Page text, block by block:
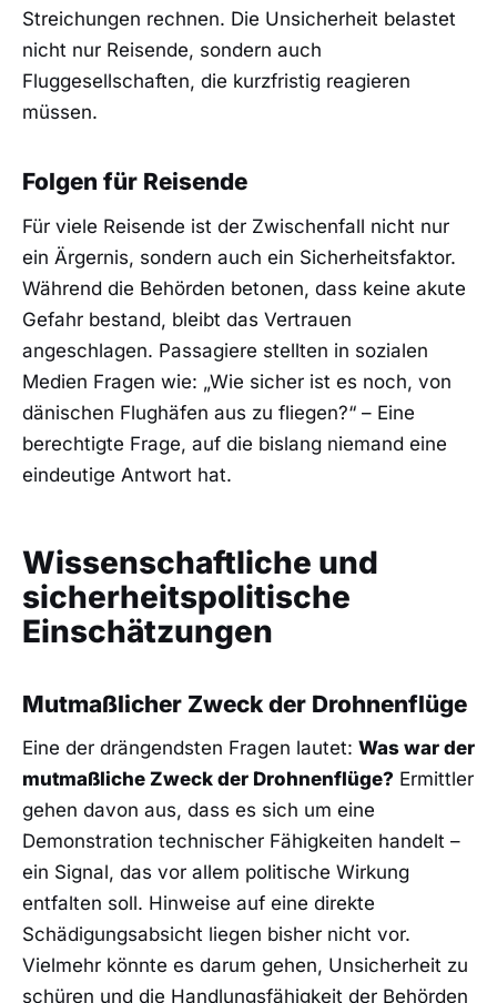
Streichungen rechnen. Die Unsicherheit belastet
nicht nur Reisende, sondern auch
Fluggesellschaften, die kurzfristig reagieren
müssen.
Folgen für Reisende
Für viele Reisende ist der Zwischenfall nicht nur
ein Ärgernis, sondern auch ein Sicherheitsfaktor.
Während die Behörden betonen, dass keine akute
Gefahr bestand, bleibt das Vertrauen
angeschlagen. Passagiere stellten in sozialen
Medien Fragen wie: „Wie sicher ist es noch, von
dänischen Flughäfen aus zu fliegen?“ – Eine
berechtigte Frage, auf die bislang niemand eine
eindeutige Antwort hat.
Wissenschaftliche und
sicherheitspolitische
Einschätzungen
Mutmaßlicher Zweck der Drohnenflüge
Eine der drängendsten Fragen lautet: Was war der
mutmaßliche Zweck der Drohnenflüge? Ermittler
gehen davon aus, dass es sich um eine
Demonstration technischer Fähigkeiten handelt –
ein Signal, das vor allem politische Wirkung
entfalten soll. Hinweise auf eine direkte
Schädigungsabsicht liegen bisher nicht vor.
Vielmehr könnte es darum gehen, Unsicherheit zu
schüren und die Handlungsfähigkeit der Behörden